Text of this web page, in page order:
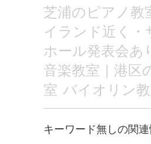
芝浦のピアノ教
イランド近く・
ホール発表会あ
音楽教室 | 港区
室 バイオリン
キーワード無しの関